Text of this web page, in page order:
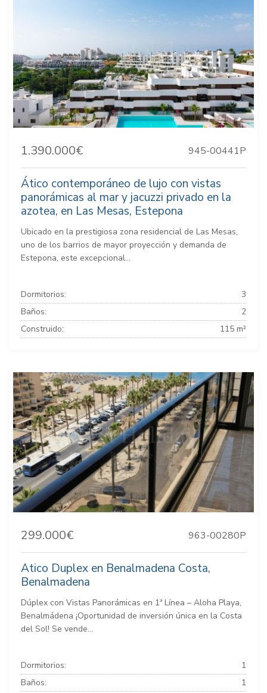
1.390.000€ 945-00441P
Ático contemporáneo de lujo con vistas
panorámicas al mar y jacuzzi privado en la
azotea, en Las Mesas, Estepona
Ubicado en la prestigiosa zona residencial de Las Mesas,
uno de los barrios de mayor proyección y demanda de
Estepona, este excepcional...
Dormitorios:
3
Baños:
2
Construido:
115 m²
299.000€ 963-00280P
Atico Duplex en Benalmadena Costa,
Benalmadena
Dúplex con Vistas Panorámicas en 1ª Línea – Aloha Playa,
Benalmádena ¡Oportunidad de inversión única en la Costa
del Sol! Se vende...
Dormitorios:
1
Baños:
1